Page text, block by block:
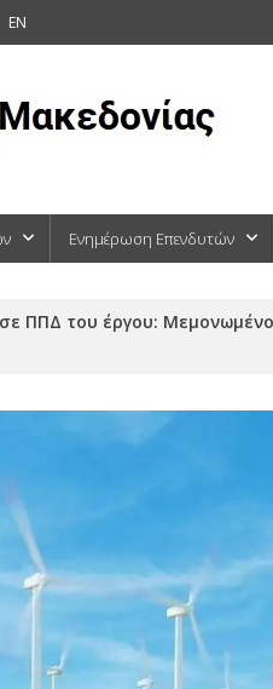
EN
Ενημέρωση Επενδυτών
ΠΠΔ του έργου: